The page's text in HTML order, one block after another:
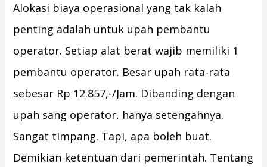
Alokasi biaya operasional yang tak kalah
penting adalah untuk upah pembantu
operator. Setiap alat berat wajib memiliki 1
pembantu operator. Besar upah rata-rata
sebesar Rp 12.857,-/Jam. Dibanding dengan
upah sang operator, hanya setengahnya.
Sangat timpang. Tapi, apa boleh buat.
Demikian ketentuan dari pemerintah. Tentang